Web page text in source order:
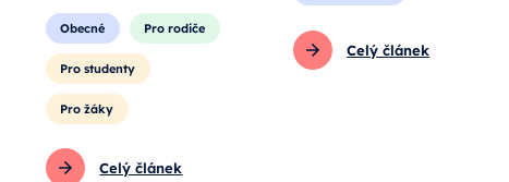
Obecné Pro rodiče
Pro studenty
Pro žáky
Celý článek
Celý článek